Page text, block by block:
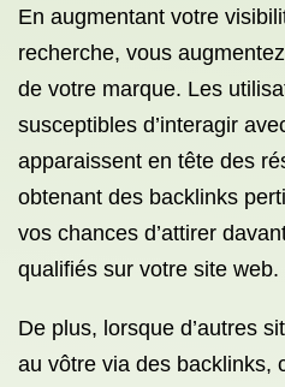
En augmentant votre
recherche, vous
de votre marque. Les
susceptibles d’interagir
apparaissent en tête des
obtenant des backlinks
vos chances d’attirer
qualifiés sur votre site web.
De plus, lorsque d’autres
au vôtre via des backlinks,